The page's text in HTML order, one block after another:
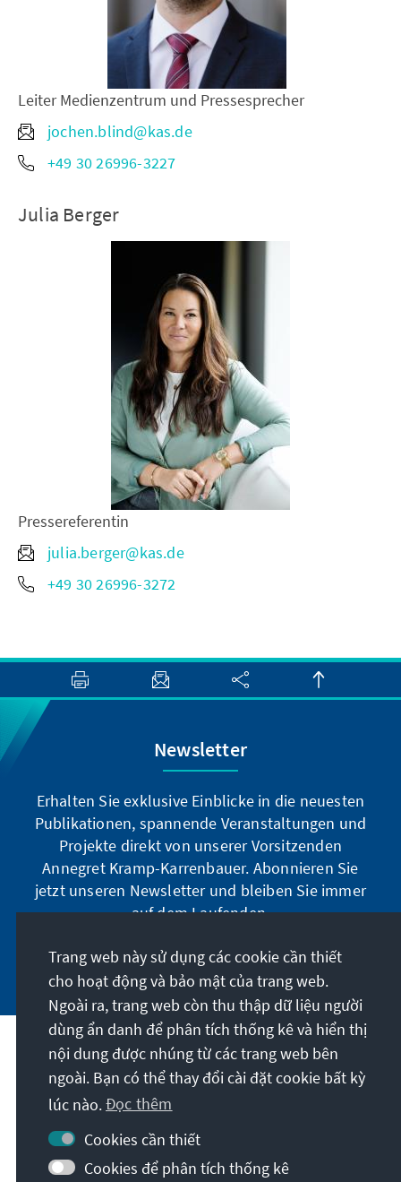
Leiter Medienzentrum und Pressesprecher
jochen.blind@kas.de
+49 30 26996-3227
Julia Berger
Pressereferentin
julia.berger@kas.de
+49 30 26996-3272
Newsletter
Erhalten Sie exklusive Einblicke in die neuesten
Publikationen, spannende Veranstaltungen und
Projekte direkt von unserer Vorsitzenden
Annegret Kramp-Karrenbauer. Abonnieren Sie
jetzt unseren Newsletter und bleiben Sie immer
auf dem Laufenden.
Jetzt abonnieren
Sứ mệnh của chúng tôi
Liên hệ
Các chương trình khác của Quỹ
Trang web này sử dụng các cookie cần thiết
cho hoạt động và bảo mật của trang web.
Ngoài ra, trang web còn thu thập dữ liệu người
dùng ẩn danh để phân tích thống kê và hiển thị
nội dung được nhúng từ các trang web bên
ngoài. Bạn có thể thay đổi cài đặt cookie bất kỳ
lúc nào.Đọc thêm
Cookies cần thiết
Cookies để phân tích thống kê